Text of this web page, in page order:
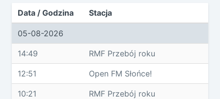
Data / Godzina Stacja
05-08-2026
14:49 RMF Przebój roku
12:51 Open FM Słońce!
10:21 RMF Przebój roku